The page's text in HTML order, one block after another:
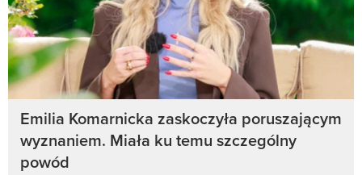
Emilia Komarnicka zaskoczyła poruszającym
wyznaniem. Miała ku temu szczególny
powód